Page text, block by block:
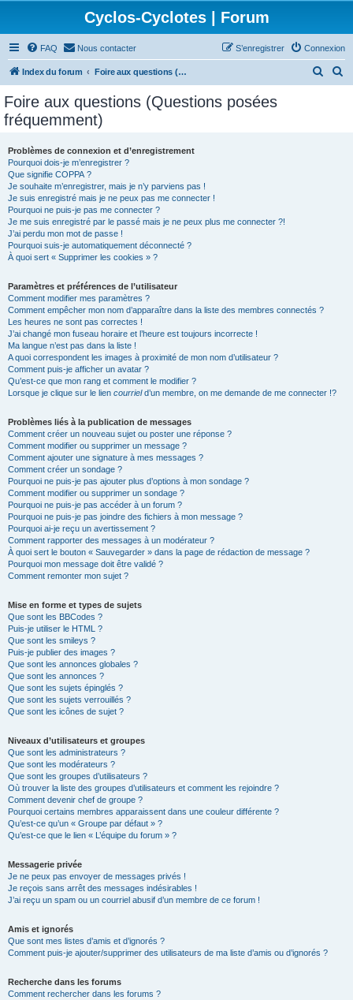
Cyclos-Cyclotes | Forum
FAQ Nous contacter Connexion
S’enregistrer
Index du forum Foire aux questions (Questions posées fréquemment)
Foire aux questions (Questions posées
fréquemment)
Problèmes de connexion et d’enregistrement
Pourquoi dois-je m’enregistrer ?
Que signifie COPPA ?
Je souhaite m’enregistrer, mais je n’y parviens pas !
Je suis enregistré mais je ne peux pas me connecter !
Pourquoi ne puis-je pas me connecter ?
Je me suis enregistré par le passé mais je ne peux plus me connecter ?!
J’ai perdu mon mot de passe !
Pourquoi suis-je automatiquement déconnecté ?
À quoi sert « Supprimer les cookies » ?
Paramètres et préférences de l’utilisateur
Comment modifier mes paramètres ?
Comment empêcher mon nom d’apparaître dans la liste des membres connectés ?
Les heures ne sont pas correctes !
J’ai changé mon fuseau horaire et l’heure est toujours incorrecte !
Ma langue n’est pas dans la liste !
A quoi correspondent les images à proximité de mon nom d’utilisateur ?
Comment puis-je afficher un avatar ?
Qu’est-ce que mon rang et comment le modifier ?
Lorsque je clique sur le lien courrield’un membre, on me demande de me connecter !?
Problèmes liés à la publication de messages
Comment créer un nouveau sujet ou poster une réponse ?
Comment modifier ou supprimer un message ?
Comment ajouter une signature à mes messages ?
Comment créer un sondage ?
Pourquoi ne puis-je pas ajouter plus d’options à mon sondage ?
Comment modifier ou supprimer un sondage ?
Pourquoi ne puis-je pas accéder à un forum ?
Pourquoi ne puis-je pas joindre des fichiers à mon message ?
Pourquoi ai-je reçu un avertissement ?
Comment rapporter des messages à un modérateur ?
À quoi sert le bouton « Sauvegarder » dans la page de rédaction de message ?
Pourquoi mon message doit être validé ?
Comment remonter mon sujet ?
Mise en forme et types de sujets
Que sont les BBCodes ?
Puis-je utiliser le HTML ?
Que sont les smileys ?
Puis-je publier des images ?
Que sont les annonces globales ?
Que sont les annonces ?
Que sont les sujets épinglés ?
Que sont les sujets verrouillés ?
Que sont les icônes de sujet ?
Niveaux d’utilisateurs et groupes
Que sont les administrateurs ?
Que sont les modérateurs ?
Que sont les groupes d’utilisateurs ?
Où trouver la liste des groupes d’utilisateurs et comment les rejoindre ?
Comment devenir chef de groupe ?
Pourquoi certains membres apparaissent dans une couleur différente ?
Qu’est-ce qu’un « Groupe par défaut » ?
Qu’est-ce que le lien « L’équipe du forum » ?
Messagerie privée
Je ne peux pas envoyer de messages privés !
Je reçois sans arrêt des messages indésirables !
J’ai reçu un spam ou un courriel abusif d’un membre de ce forum !
Amis et ignorés
Que sont mes listes d’amis et d’ignorés ?
Comment puis-je ajouter/supprimer des utilisateurs de ma liste d’amis ou d’ignorés ?
Recherche dans les forums
Comment rechercher dans les forums ?